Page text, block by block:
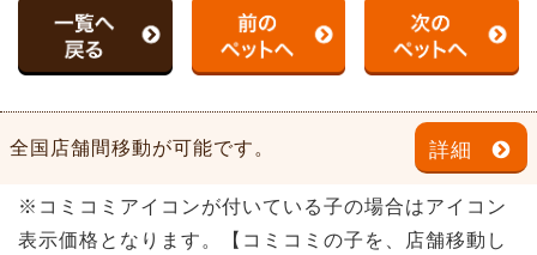
全国店舗間移動が可能です。 詳細
※コミコミアイコンが付いている子の場合はアイコン
表示価格となります。【コミコミの子を、店舗移動し